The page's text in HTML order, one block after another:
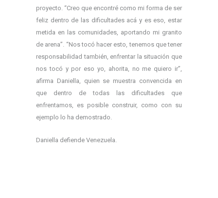
proyecto. “Creo que encontré como mi forma de ser
feliz dentro de las dificultades acá y es eso, estar
metida en las comunidades, aportando mi granito
de arena”. “Nos tocó hacer esto, tenemos que tener
responsabilidad también, enfrentar la situación que
nos tocó y por eso yo, ahorita, no me quiero ir”,
afirma Daniella, quien se muestra convencida en
que dentro de todas las dificultades que
enfrentamos, es posible construir, como con su
ejemplo lo ha demostrado.
Daniella defiende Venezuela.